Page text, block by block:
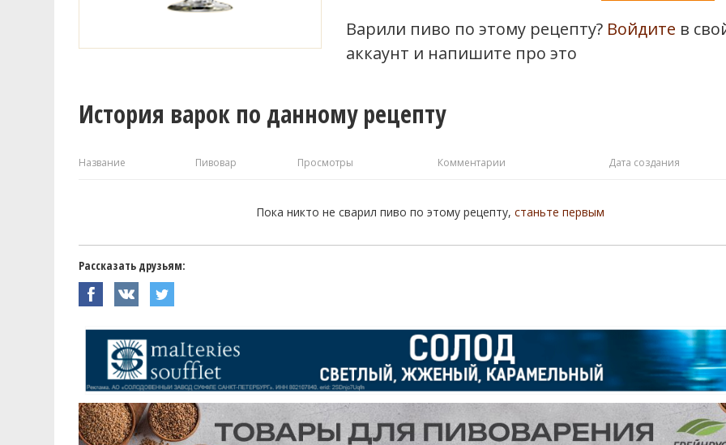
Варили пиво по этому рецепту? Войдите в
аккаунт и напишите про это
История варок по данному рецепту
Название Пивовар Просмотры Комментарии Дата создания
Пока никто не сварил пиво по этому рецепту,станьте первым
Рассказать друзьям: